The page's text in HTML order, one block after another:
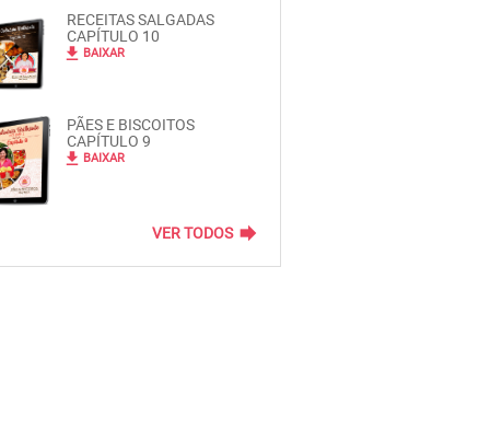
RECEITAS SALGADAS
CAPÍTULO 10
file_download BAIXAR
PÃES E BISCOITOS
CAPÍTULO 9
file_download BAIXAR
VER TODOS forward